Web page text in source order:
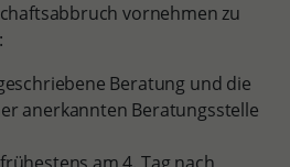
vornehmen zu
Beratung und die
anerkannten Beratungsstelle